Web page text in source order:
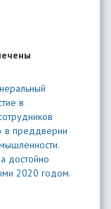
в
в преддверии
достойно
2020 годом.